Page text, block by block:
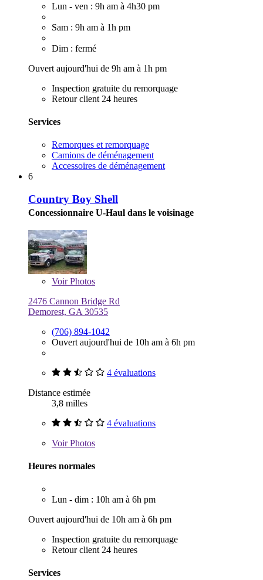
Lun - ven : 9h am à 4h30 pm
Sam : 9h am à 1h pm
Dim : fermé
Ouvert aujourd'hui de 9h am à 1h pm
Inspection gratuite du remorquage
Retour client 24 heures
Services
Remorques et remorquage
Camions de déménagement
Accessoires de déménagement
6
Country Boy Shell
Concessionnaire U-Haul dans le voisinage
VoirPhotos
2476 Cannon Bridge Rd
Demorest, GA 30535
(706) 894-1042
Ouvert aujourd'hui de 10h am à 6h pm
4 évaluations
Distance estimée
3,8 milles
4 évaluations
VoirPhotos
Heures normales
Lun - dim : 10h am à 6h pm
Ouvert aujourd'hui de 10h am à 6h pm
Inspection gratuite du remorquage
Retour client 24 heures
Services